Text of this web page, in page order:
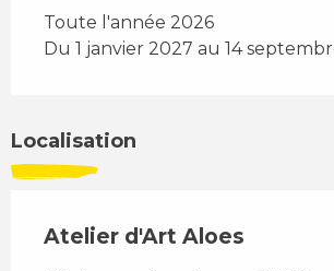
Toute l'année 2026
Du 1 janvier 2027 au 14
Localisation
Atelier d'Art Aloes